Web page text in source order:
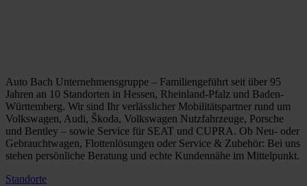
Auto Bach Unternehmensgruppe – Familiengeführt seit über 95
Jahren an 10 Standorten in Hessen, Rheinland-Pfalz und Baden-
Württemberg. Wir sind Ihr verlässlicher Mobilitätspartner rund um
Volkswagen, Audi, Škoda, Volkswagen Nutzfahrzeuge, Porsche
und Bentley – sowie Service für SEAT und CUPRA. Ob Neu- oder
Gebrauchtwagen, Flottenlösungen oder Service & Zubehör: Bei uns
stehen persönliche Beratung und echte Kundennähe im Mittelpunkt.
Standorte